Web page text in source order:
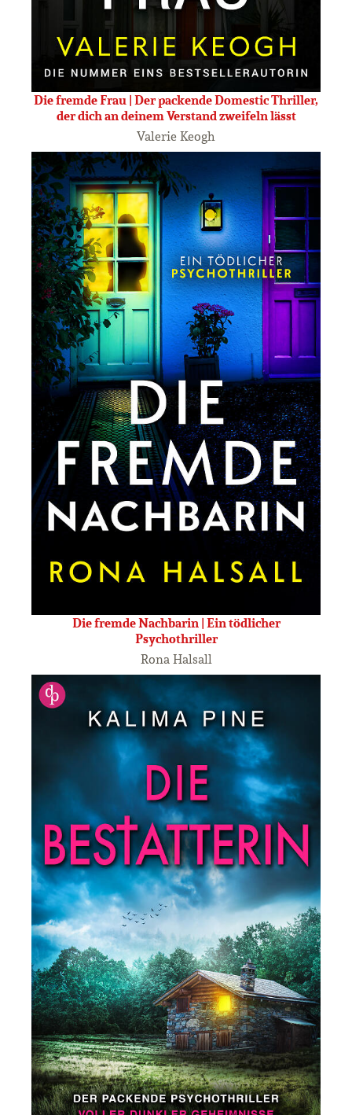
Die fremde Frau | Der packende Domestic Thriller,
der dich an deinem Verstand zweifeln lässt
Valerie Keogh
Die fremde Nachbarin | Ein tödlicher
Psychothriller
Rona Halsall